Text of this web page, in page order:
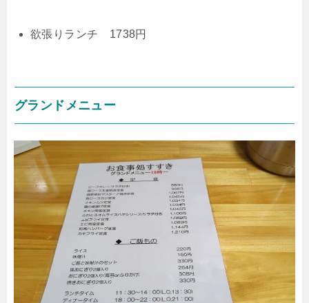
欲張りランチ 1738円
グランドメニュー